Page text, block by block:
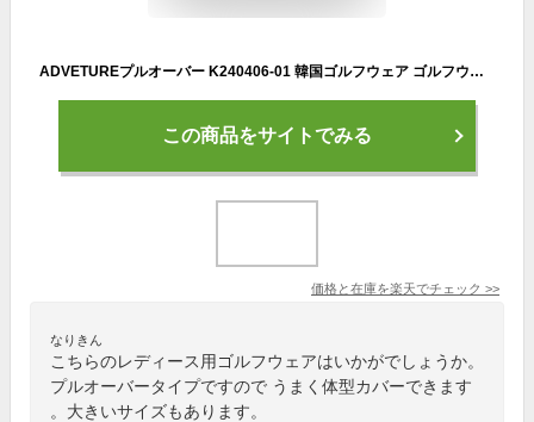
ADVETUREプルオーバー K240406-01 韓国ゴルフウェア ゴルフウェア レディース トップス カジュアル ビックシルエット 大きいサイズ オーバーサイズ 薄手 夏 ポロシャツ 安い プチプラ 緑 ベージュ 無地 シンプルトップス ゴルフ女子 可愛い お洒落 韓国ブランド プティオール
この商品をサイトでみる
価格と在庫を楽天でチェック >>
なりきん
こちらのレディース用ゴルフウェアはいかがでしょうか。
プルオーバータイプですので うまく体型カバーできます
。大きいサイズもあります。